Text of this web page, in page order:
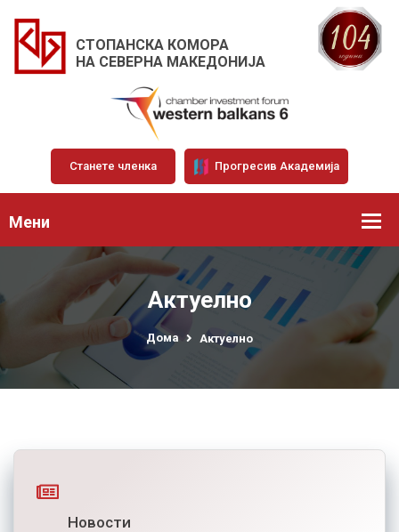
СТОПАНСКА КОМОРА
НА СЕВЕРНА МАКЕДОНИЈА
Станете членка Прогресив Академија
Мени
Актуелно
Дома Актуелно
Новости